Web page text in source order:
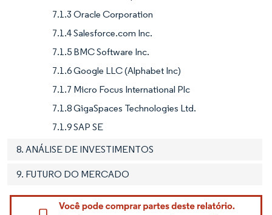
7.1.3 Oracle Corporation
7.1.4 Salesforce.com Inc.
7.1.5 BMC Software Inc.
7.1.6 Google LLC (Alphabet Inc)
7.1.7 Micro Focus International Plc
7.1.8 GigaSpaces Technologies Ltd.
7.1.9 SAP SE
8. ANÁLISE DE INVESTIMENTOS
9. FUTURO DO MERCADO